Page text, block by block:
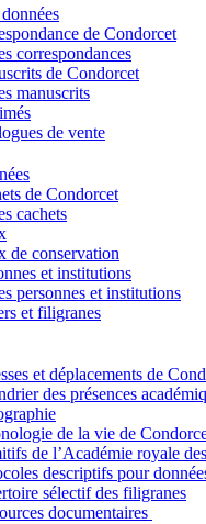
de Condorcet
correspondances
de Condorcet
manuscrits
de vente
de Condorcet
cachets
de conservation
et institutions
personnes et institutions
et filigranes
et déplacements de
des présences
de la vie de
de l’Académie royale
descriptifs pour
sélectif des filigranes
documentaires